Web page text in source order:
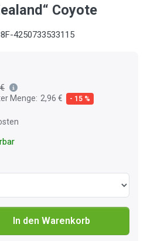
Coyote
4250733533115
Menge: 2,96 € - 15 %
In den Warenkorb